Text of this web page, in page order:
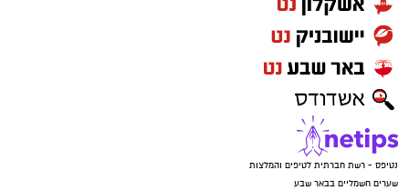
נטיפס - רשת חברתית לטיפים והמלצות
שערים חשמליים בבאר שבע